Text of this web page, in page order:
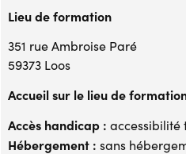
Lieu de formation
351 rue Ambroise Paré
59373 Loos
Accueil sur le lieu de
Accès handicap : accessibilité
Hébergement : sans